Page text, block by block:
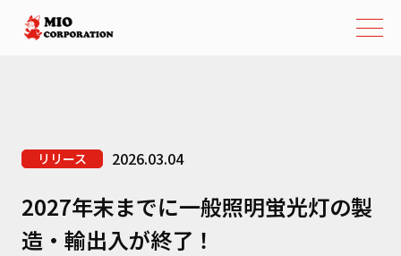
リリース 2026.03.04
2027年末までに一般照明蛍光灯の製
造・輸出入が終了！